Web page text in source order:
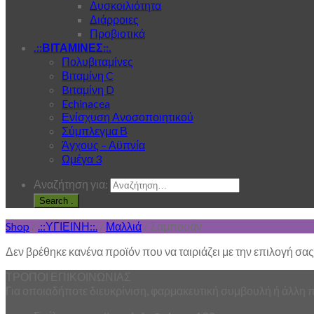
Δυσκοιλιότητα
Διάρροιες
Προβιοτικά
.::ΒΙΤΑΜΙΝΕΣ::.
Πολυβιταμίνες
Βιταμίνη C
Bιταμίνη D
Echinacea
Ενίσχυση Ανοσοποιητικού
Σύμπλεγμα Β
Άγχους – Αϋπνία
Ωμέγα 3
Αναζήτηση για:
.
Shop / .::ΥΓΙΕΙΝΗ::. / Μαλλιά / Σαμπουάν
Δεν βρέθηκε κανένα προϊόν που να ταιριάζει με την επιλογή